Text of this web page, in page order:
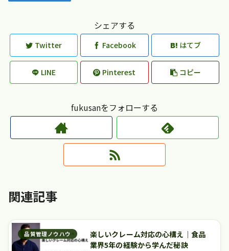
シェアする
Twitter Facebook はてブ
LINE Pinterest コピー
fukusanをフォローする
関連記事
品質管理ノウハウ
楽しいクレーム対応の心構え｜食品
業界5年の経験から学んだ秘訣